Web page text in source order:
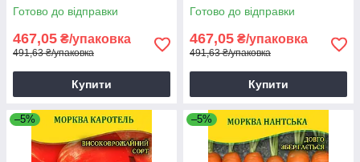
Готово до відправки
467,05 ₴/упаковка
491,63 ₴/упаковка
Купити
Готово до відправки
467,05 ₴/упаковка
491,63 ₴/упаковка
Купити
–5% –5%